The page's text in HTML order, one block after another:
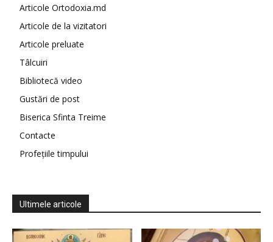
Articole Ortodoxia.md
Articole de la vizitatori
Articole preluate
Tâlcuiri
Bibliotecă video
Gustări de post
Biserica Sfinta Treime
Contacte
Profețiile timpului
Ultimele articole